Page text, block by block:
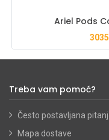
Ariel Pods
Treba vam pomoć?
Često postavljana
Mapa dostave